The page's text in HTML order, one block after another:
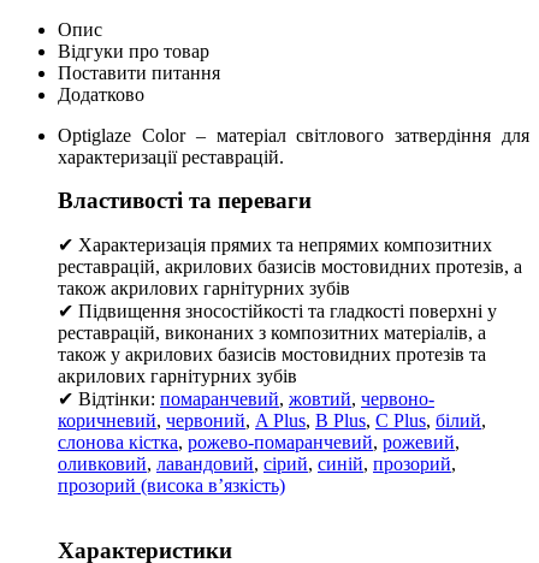
Опис
Відгуки про товар
Поставити питання
Додатково
Optiglaze Color – матеріал світлового затвердіння для
характеризації реставрацій.
Властивості та переваги
✔ Характеризація прямих та непрямих композитних
реставрацій, акрилових базисів мостовидних протезів, а
також акрилових гарнітурних зубів
✔ Підвищення зносостійкості та гладкості поверхні у
реставрацій, виконаних з композитних матеріалів, а
також у акрилових базисів мостовидних протезів та
акрилових гарнітурних зубів
✔ Відтінки: помаранчевий, жовтий, червоно-
коричневий, червоний, A Plus, B Plus, C Plus, білий,
слонова кістка, рожево-помаранчевий, рожевий,
оливковий, лавандовий, сірий, синій, прозорий,
прозорий (висока в’язкість)
Характеристики